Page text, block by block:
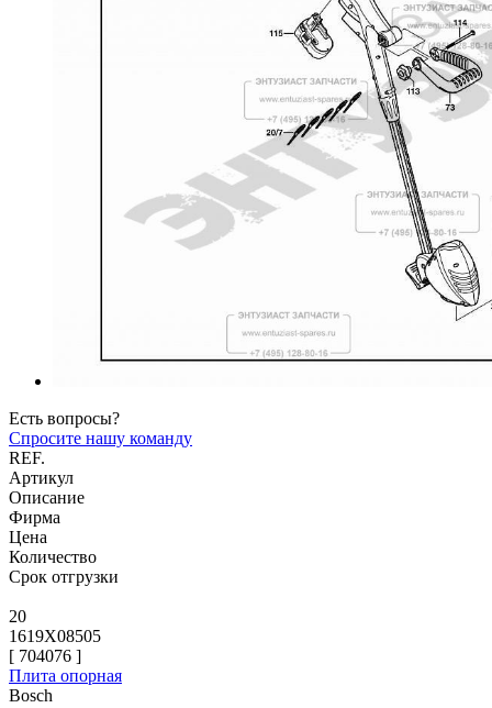
Есть вопросы?
Спросите нашу команду
REF.
Артикул
Описание
Фирма
Цена
Количество
Срок отгрузки
20
1619X08505
[ 704076 ]
Плита опорная
Bosch